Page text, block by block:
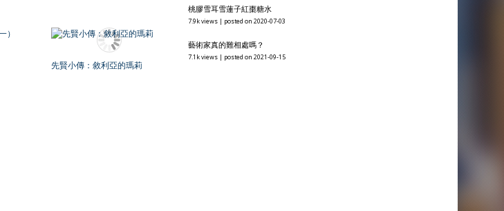
先賢小傳：敘利亞的瑪莉
桃膠雪耳雪蓮子紅棗糖水
7.9k views posted on 2020-07-03
藝術家真的難相處嗎？
7.1k views posted on 2021-09-15